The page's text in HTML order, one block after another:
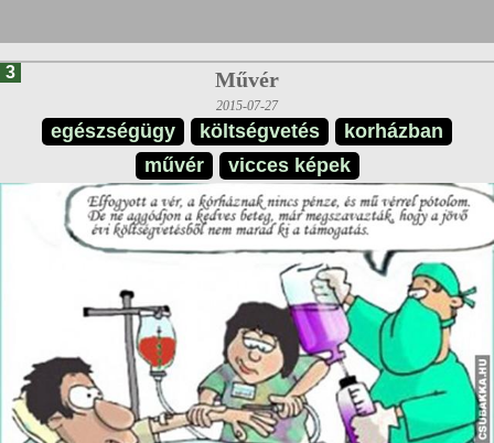
3 Művér
2015-07-27
egészségügy költségvetés
korházban
művér
vicces képek